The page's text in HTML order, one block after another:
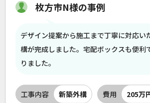
枚方市N様の事例
デザイン提案から施工まで丁寧に対応い
構が完成しました。宅配ボックスも便利
りました。
工事内容 新築外構 費用 205万